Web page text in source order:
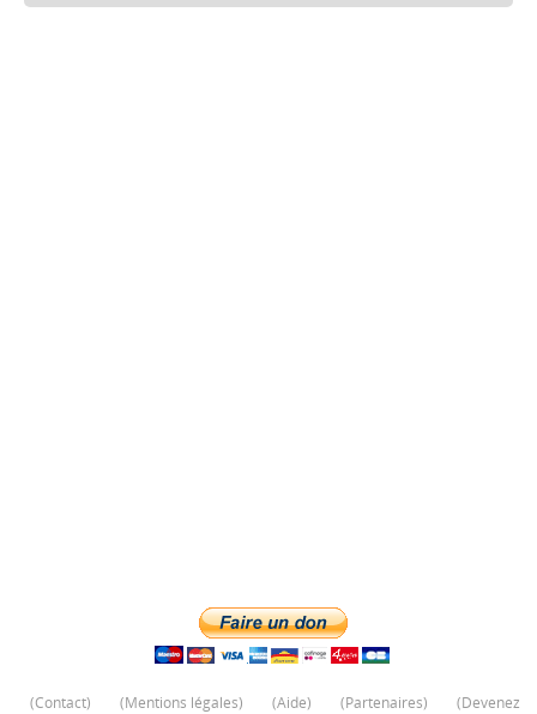
(Contact) (Mentions légales) (Aide) (Partenaires) (Devenez